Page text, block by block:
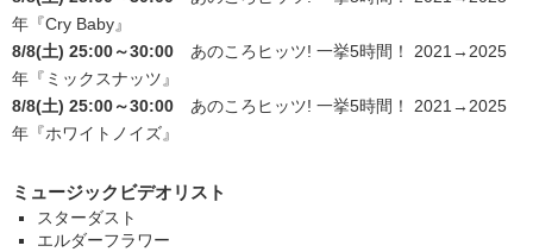
年 『Cry Baby』
8/8(土) 25:00～30:00
あのころヒッツ! 一挙5時間！ 2021→2025
年 『ミックスナッツ』
8/8(土) 25:00～30:00
あのころヒッツ! 一挙5時間！ 2021→2025
年 『ホワイトノイズ』
ミュージックビデオリスト
スターダスト
エルダーフラワー